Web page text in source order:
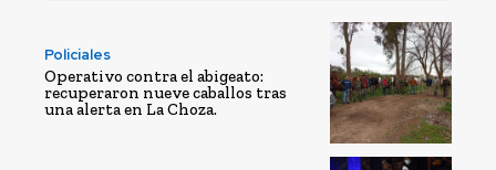
Policiales
Operativo contra el abigeato:
recuperaron nueve caballos tras
una alerta en La Choza.